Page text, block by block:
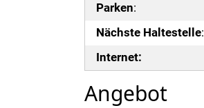
Parken:
Nächste Haltestelle:
Internet:
Angebot